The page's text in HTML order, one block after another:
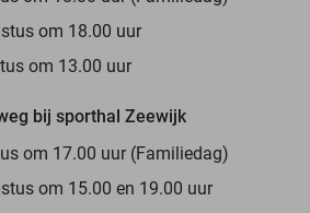
om 18.00 uur
om 13.00 uur
bij sporthal Zeewijk
om 17.00 uur (Familiedag)
om 15.00 en 19.00 uur